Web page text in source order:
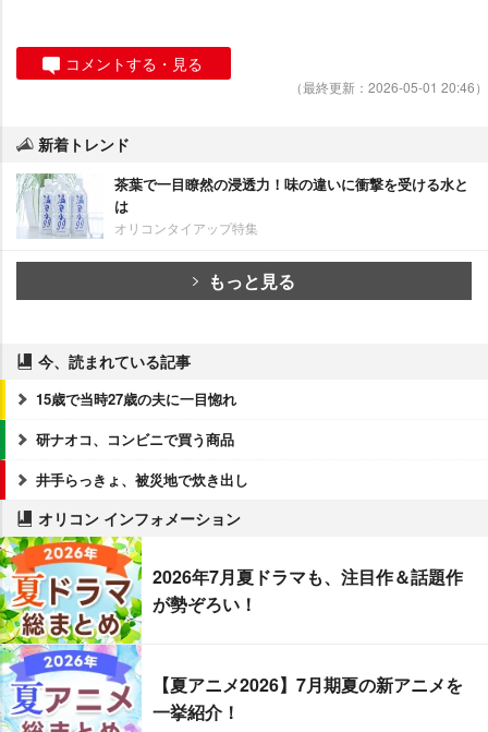
コメントする・見る
（最終更新：2026-05-01 20:46）
新着トレンド
茶葉で一目瞭然の浸透力！味の違いに衝撃を受ける水と
は
オリコンタイアップ特集
もっと見る
今、読まれている記事
15歳で当時27歳の夫に一目惚れ
研ナオコ、コンビニで買う商品
井手らっきょ、被災地で炊き出し
オリコン インフォメーション
2026年7月夏ドラマも、注目作＆話題作
が勢ぞろい！
【夏アニメ2026】7月期夏の新アニメを
一挙紹介！